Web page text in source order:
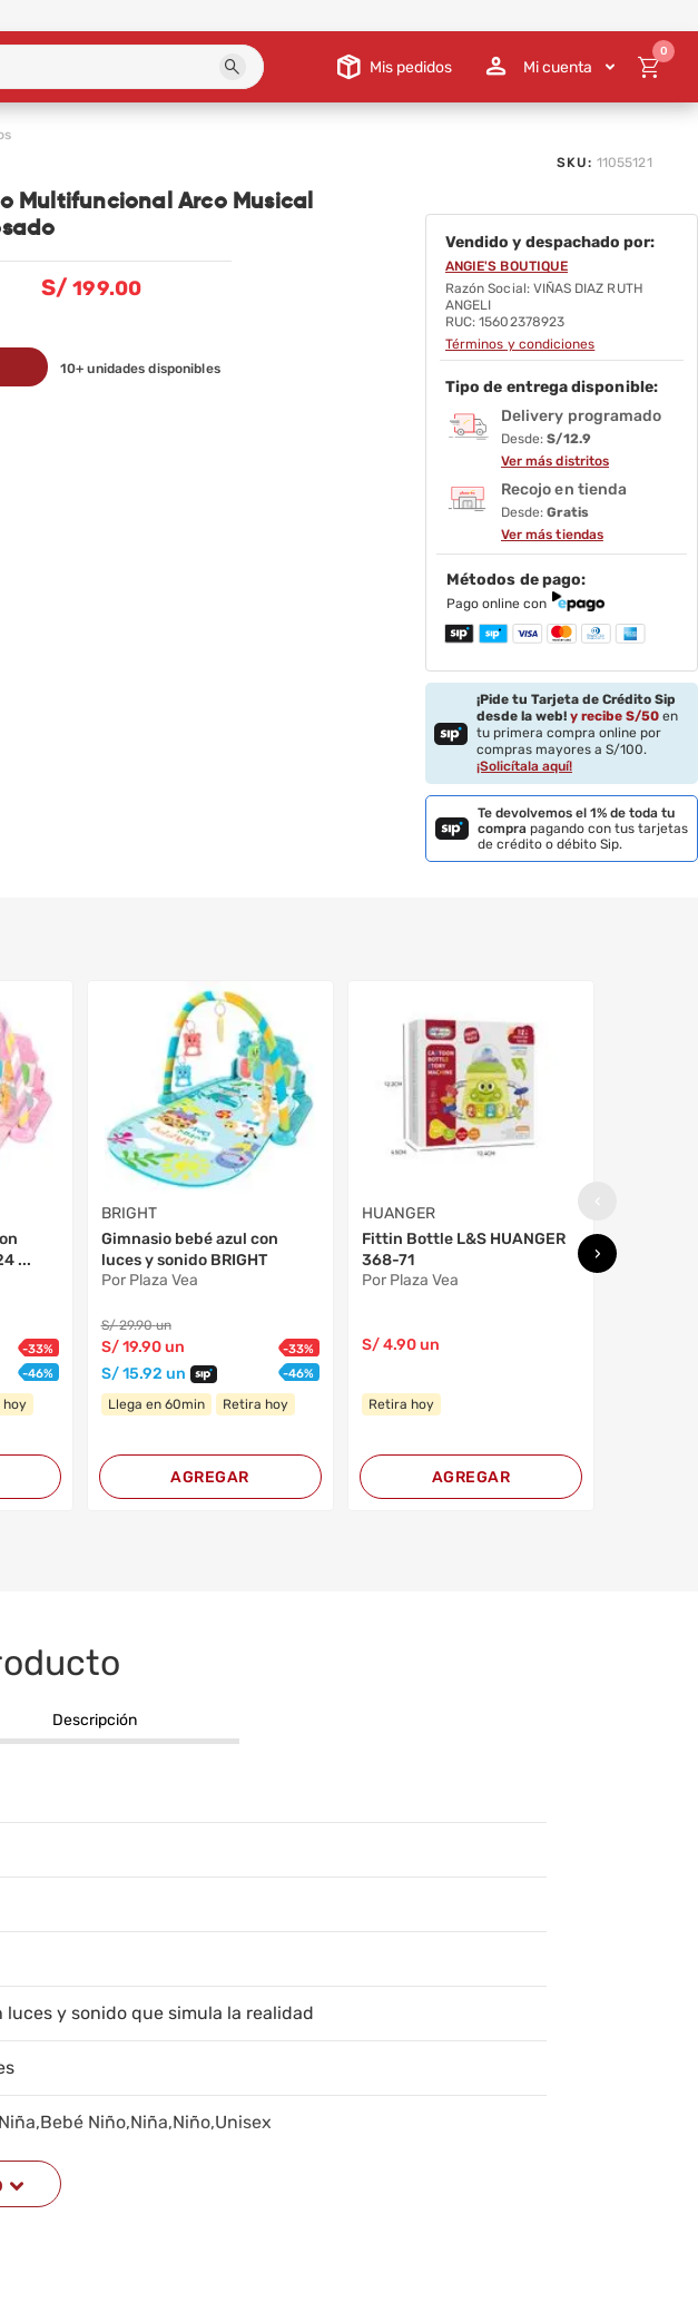
Mis pedidos Mi cuenta
0
SKU: 11055121
Multifuncional Arco Musical
S/199.00
10+ unidades disponibles
Vendido y despachado por:
ANGIE'S BOUTIQUE
Razón Social: VIÑAS DIAZ RUTH
ANGELI
RUC: 15602378923
Términos y condiciones
Tipo de entrega disponible:
Delivery programado
Desde:S/12.9
Ver más distritos
Recojo en tienda
Desde:Gratis
Ver más tiendas
Métodos de pago:
Pago online con
¡Pide tu Tarjeta de Crédito Sip
desde la web! y recibe S/50 en
tu primera compra online por
compras mayores a S/100.
¡Solicítala aquí!
Te devolvemos el 1% de toda tu
compra pagando con tus tarjetas
de crédito o débito Sip.
...
-33%
-46%
hoy
BRIGHT
Gimnasio bebé azul con
luces y sonido BRIGHT
Por Plaza Vea
S/29.90 un
S/19.90 un -33%
S/15.92 un -46%
Llega en 60min Retira hoy
AGREGAR
HUANGER
Fittin Bottle L&S HUANGER
368-71
Por Plaza Vea
S/4.90un
Retira hoy
AGREGAR
›
Descripción
luces y sonido que simula la realidad
Niño,Niña,Niño,Unisex